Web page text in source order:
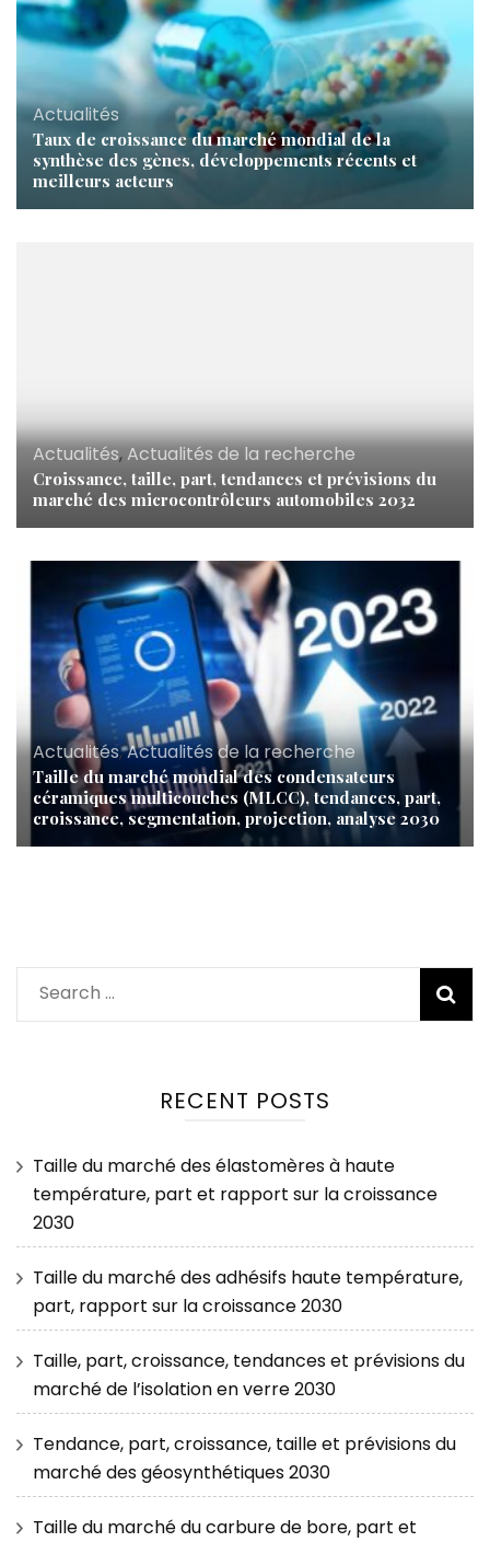
Actualités
Taux de croissance du marché mondial de la
synthèse des gènes, développements récents et
meilleurs acteurs
Actualités,Actualités de la recherche
Croissance, taille, part, tendances et prévisions du
marché des microcontrôleurs automobiles 2032
Actualités,Actualités de la recherche
Taille du marché mondial des condensateurs
céramiques multicouches (MLCC), tendances, part,
croissance, segmentation, projection, analyse 2030
Search
for:
RECENT POSTS
Taille du marché des élastomères à haute
température, part et rapport sur la croissance
2030
Taille du marché des adhésifs haute température,
part, rapport sur la croissance 2030
Taille, part, croissance, tendances et prévisions du
marché de l’isolation en verre 2030
Tendance, part, croissance, taille et prévisions du
marché des géosynthétiques 2030
Taille du marché du carbure de bore, part et